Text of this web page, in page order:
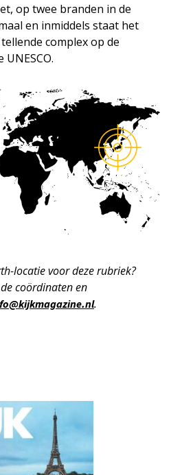
op twee branden in de
en inmiddels staat het
complex op de
locatie voor deze rubriek?
coördinaten en
.